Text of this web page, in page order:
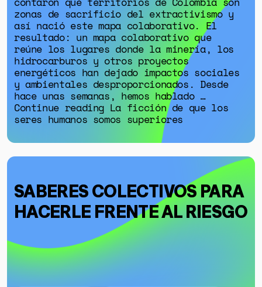
zonas de sacrificio del extractivismo y
así nació este mapa colaborativo. El
resultado: un mapa colaborativo que
reúne los lugares donde la minería, los
hidrocarburos y otros proyectos
energéticos han dejado impactos sociales
y ambientales desproporcionados. Desde
hace unas semanas, hemos hablado …
Continue reading La ficción de que los
seres humanos somos superiores
SABERES COLECTIVOS PARA
HACERLE FRENTE AL RIESGO